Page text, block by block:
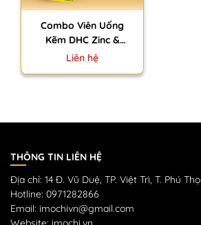
Combo Viên Uống
Kẽm DHC Zinc &
Vitamin C 30 Ngày +
Liên hệ
THÔNG TIN LIÊN HỆ
Địa chỉ: 14 Đ. Vũ Duệ, TP. Việt Trì, T. Phú Thọ
Hotline: 0971282866
Email: imochivn@gmail.com